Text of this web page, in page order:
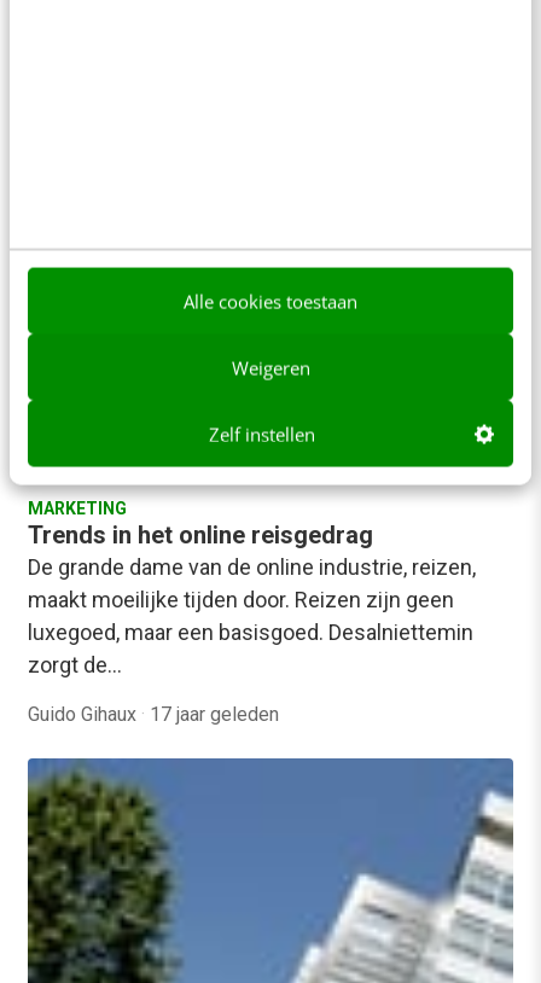
Alle cookies toestaan
Weigeren
Zelf instellen
MARKETING
Trends in het online reisgedrag
De grande dame van de online industrie, reizen,
maakt moeilijke tijden door. Reizen zijn geen
luxegoed, maar een basisgoed. Desalniettemin
zorgt de…
Guido Gihaux · 17 jaar geleden